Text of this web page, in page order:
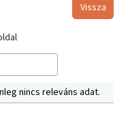
Vissza
nincs releváns adat.